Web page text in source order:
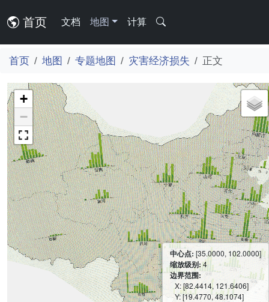
首页 文档 地图 计算
首页 地图 专题地图 灾害经济损失 正文
+
−
中心点: [35.0000, 102.0000]
缩放级别:4
边界范围:
X: [82.4414, 121.6406]
Y: [19.4770, 48.1074]